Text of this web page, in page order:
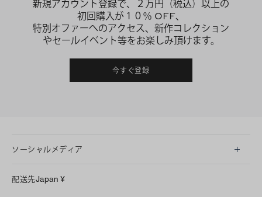
新規アカウント登録で、２万円（税込）以上の
初回購入が１０％ OFF、
特別オファーへのアクセス、新作コレクション
やセールイベント等をお楽しみ頂けます。
今すぐ登録
ソーシャルメディア
配送先Japan ¥